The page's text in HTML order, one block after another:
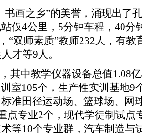
书画之乡”的美誉，涌现出了
站仅4公里，5分钟车程，40分
“双师素质”教师232人， 有教
才等9人 。
其中教学仪器设备总值1.08
室105个，生产性实训基地
准田径运动场、篮球场、网
点专业2个，现代学徒制试点
等10个专业群 ， 汽车制造与